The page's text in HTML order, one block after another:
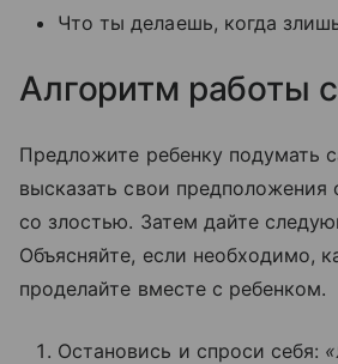
Что ты делаешь, когда
Алгоритм работы
Предложите ребенку подумать
высказать свои предположения
со злостью. Затем дайте
Объясняйте, если необходимо,
проделайте вместе с ребенком.
Остановись и спроси себя: